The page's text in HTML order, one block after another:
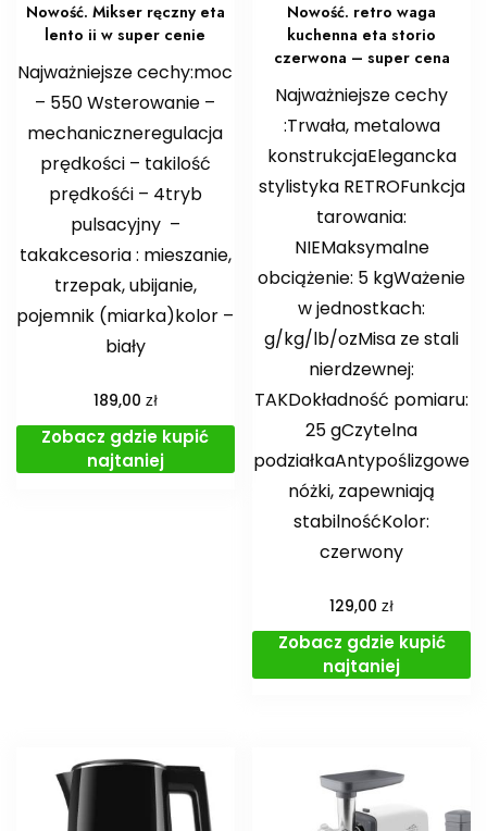
Nowość. Mikser ręczny eta
lento ii w super cenie
Najważniejsze cechy:moc
– 550 Wsterowanie –
mechaniczneregulacja
prędkości – takilość
prędkośći – 4tryb
pulsacyjny –
takakcesoria : mieszanie,
trzepak, ubijanie,
pojemnik (miarka)kolor –
biały
189,00 zł
Zobacz gdzie kupić
najtaniej
Nowość. retro waga
kuchenna eta storio
czerwona – super cena
Najważniejsze cechy
:Trwała, metalowa
konstrukcjaElegancka
stylistyka RETROFunkcja
tarowania:
NIEMaksymalne
obciążenie: 5 kgWażenie
w jednostkach:
g/kg/lb/ozMisa ze stali
nierdzewnej:
TAKDokładność pomiaru:
25 gCzytelna
podziałkaAntypoślizgowe
nóżki, zapewniają
stabilnośćKolor:
czerwony
129,00zł
Zobacz gdzie kupić
najtaniej